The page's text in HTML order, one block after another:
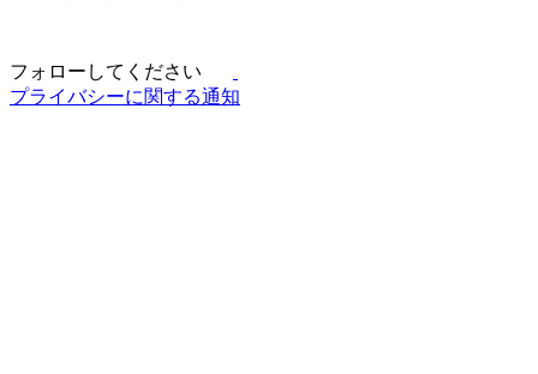
フォローしてください
プライバシーに関する通知